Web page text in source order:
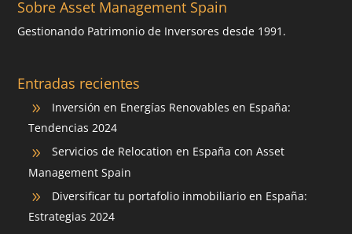
Sobre Asset Management Spain
Gestionando Patrimonio de Inversores desde 1991.
Entradas recientes
9
Inversión en Energías Renovables en España:
Tendencias 2024
9
Servicios de Relocation en España con Asset
Management Spain
9
Diversificar tu portafolio inmobiliario en España:
Estrategias 2024